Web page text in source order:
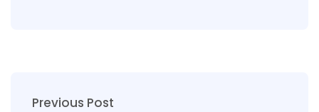
Previous Post